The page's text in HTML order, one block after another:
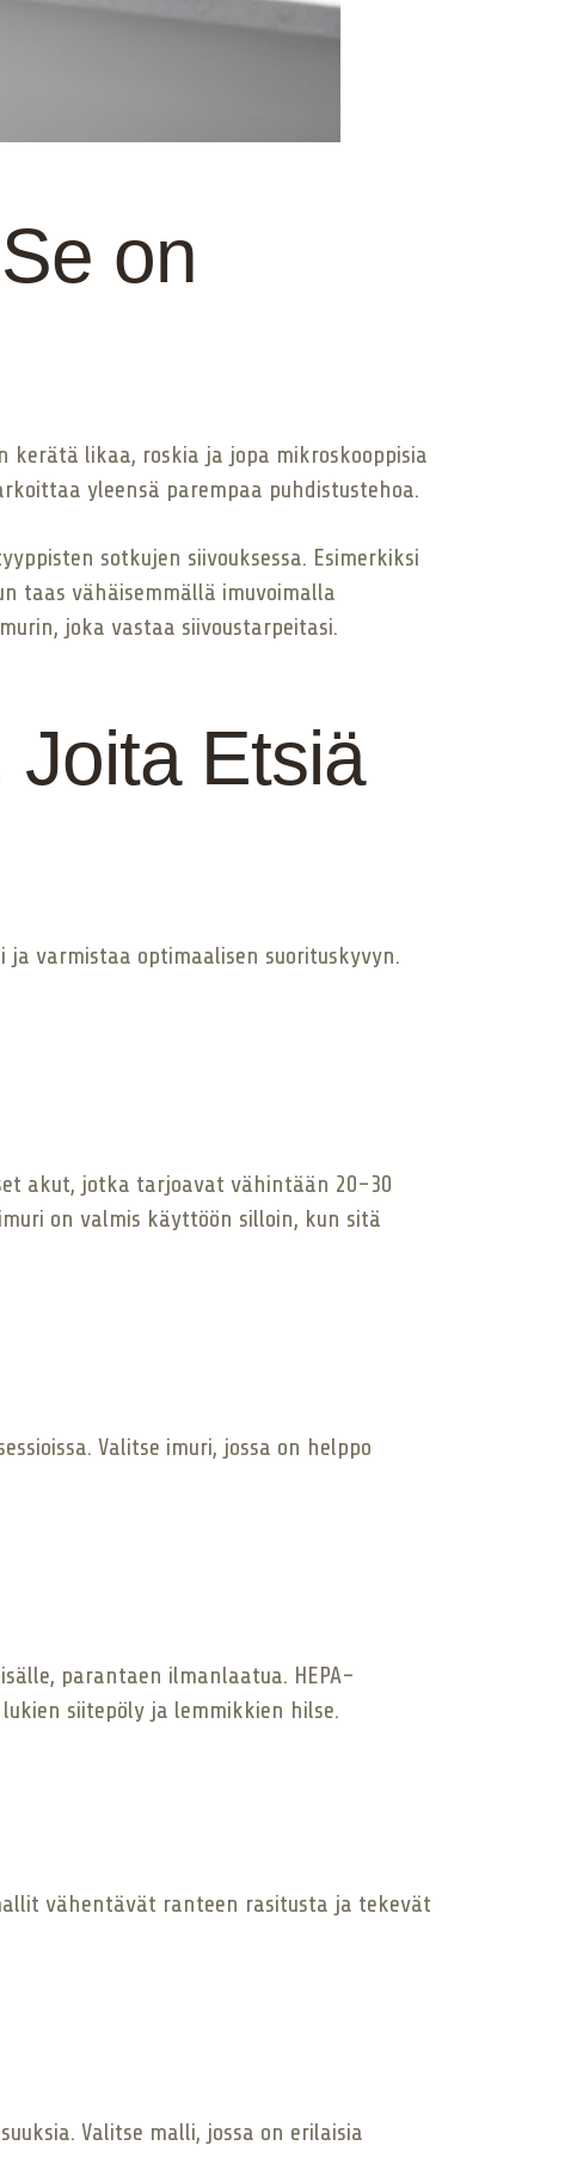
on
likaa, roskia ja jopa mikroskooppisia
yleensä parempaa puhdistustehoa.
sotkujen siivouksessa. Esimerkiksi
taas vähäisemmällä imuvoimalla
joka vastaa siivoustarpeitasi.
Joita Etsiä
varmistaa optimaalisen suorituskyvyn.
akut, jotka tarjoavat vähintään 20-30
on valmis käyttöön silloin, kun sitä
Valitse imuri, jossa on helppo
parantaen ilmanlaatua. HEPA-
siitepöly ja lemmikkien hilse.
vähentävät ranteen rasitusta ja tekevät
Valitse malli, jossa on erilaisia